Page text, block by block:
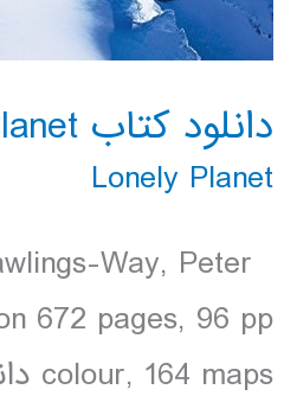
دانلود کتاب Lonely Planet نیوزلند 2016
Lonely Planet
Way, Peter
672 pages, 96 pp